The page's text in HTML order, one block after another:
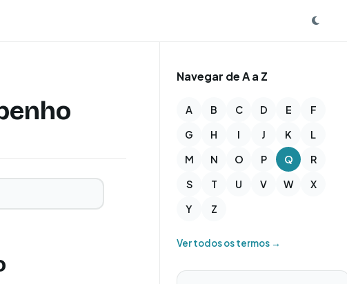
Navegar de A a Z
A B C D E
F
G
H I J K
L
M
N O P Q
R
S
T U V W
X
Y
Z
Ver todos os termos →